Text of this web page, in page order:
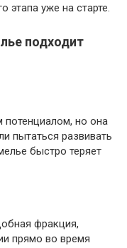
этапа уже на старте.
подходит
но она
пытаться развивать
быстро теряет
фракция,
прямо во время